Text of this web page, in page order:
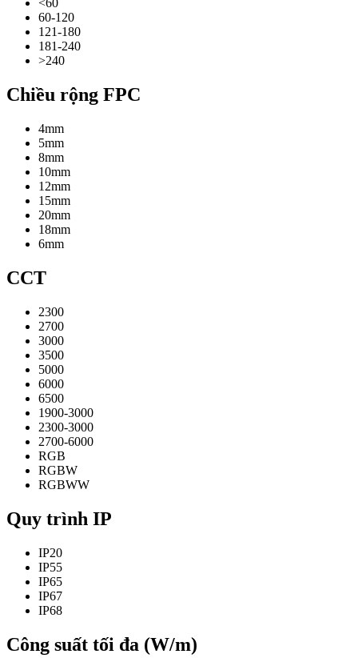
<60
60-120
121-180
181-240
>240
Chiều rộng FPC
4mm
5mm
8mm
10mm
12mm
15mm
20mm
18mm
6mm
CCT
2300
2700
3000
3500
5000
6000
6500
1900-3000
2300-3000
2700-6000
RGB
RGBW
RGBWW
Quy trình IP
IP20
IP55
IP65
IP67
IP68
Công suất tối đa (W/m)